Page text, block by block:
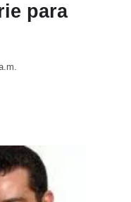
para